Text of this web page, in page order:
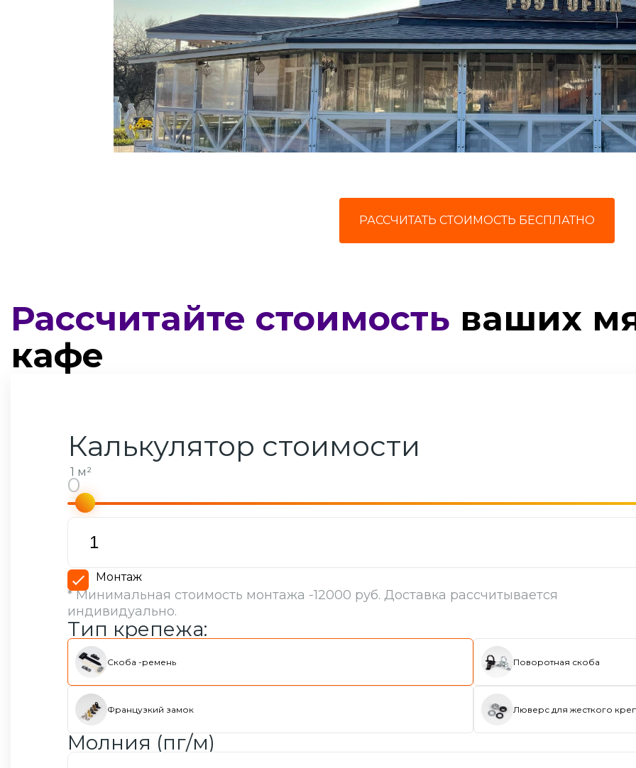
РАССЧИТАТЬ СТОИМОСТЬ БЕСПЛАТНО
Рассчитайте стоимость ваших
кафе
Калькулятор стоимости
1 м²
Монтаж
* Минимальная стоимость монтажа -12000 руб. Доставка рассчитывается
индивидуально.
Тип крепежа:
Скоба -ремень Поворотная скоба
Французкий замок Люверс для жесткого
Молния (пг/м)